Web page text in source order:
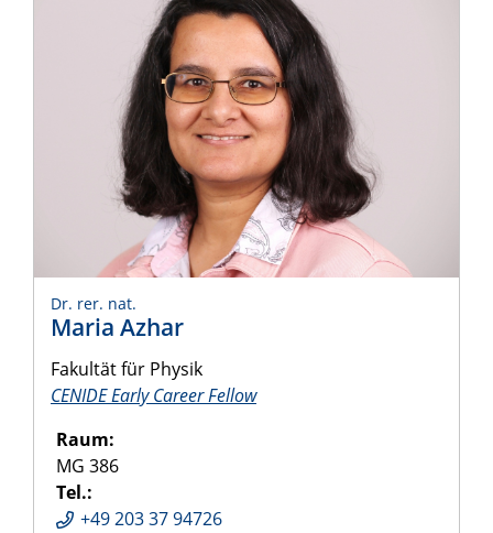
Dr. rer. nat.
Maria Azhar
Fakultät für Physik
CENIDE Early Career Fellow
Raum:
MG 386
Tel.:
+49 203 37 94726